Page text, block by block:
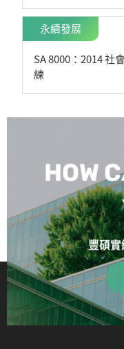
永續發展
SA 8000：2014 社
練
HOW
豐碩實